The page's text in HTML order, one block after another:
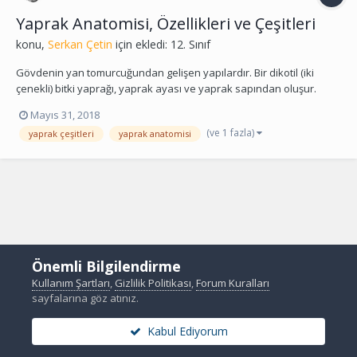
Yaprak Anatomisi, Özellikleri ve Çeşitleri
konu, Serkan Çetin için ekledi: 12. Sınıf
Gövdenin yan tomurcuğundan gelişen yapılardır. Bir dikotil (iki
çenekli) bitki yaprağı, yaprak ayası ve yaprak sapından oluşur.
Yaprak ayası daha fazla güneş ışığının tutulmasını sağlayan geniş
bir yüzeye sahiptir. İletim dem...
Mayıs 31, 2018
yaprak çeşitleri yaprak anatomisi (ve 1 fazla)
Önemli Bilgilendirme
Kullanım Şartları, Gizlilik Politikası,Forum Kuralları
sayfalarına göz atınız.
Kabul Ediyorum